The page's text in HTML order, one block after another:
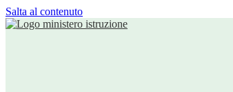
Salta al contenuto